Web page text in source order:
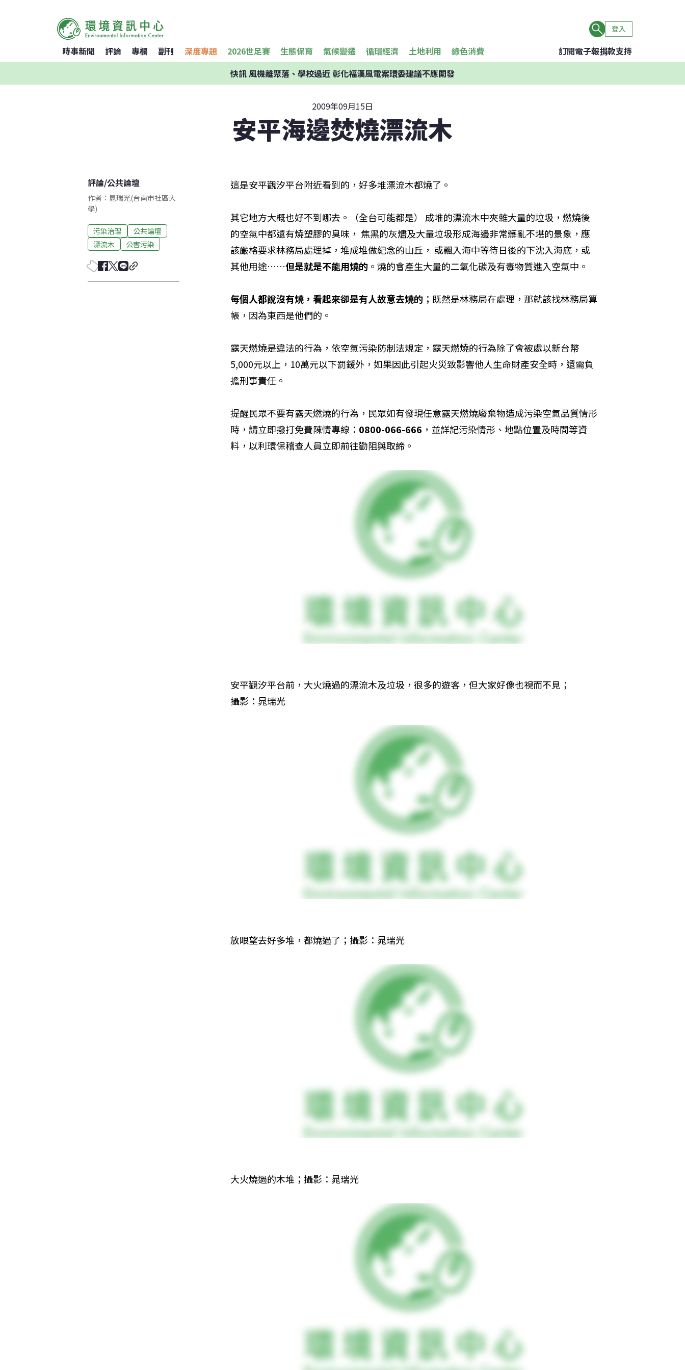
登入
時事新聞 評論 專欄 副刊 深度專題 2026世足賽 生態保育 氣候變遷 循環經濟 土地利用 綠色消費 訂閱電子報捐款支持
快訊風機離聚落、學校過近 彰化福漢風電案環委建議不應開發
2009年09月15日
安平海邊焚燒漂流木
評論/公共論壇
作者：晁瑞光(台南市社區大
學)
污染治理
公共論壇
漂流木
公害污染
這是安平觀汐平台附近看到的，好多堆漂流木都燒了。
其它地方大概也好不到哪去。（全台可能都是） 成堆的漂流木中夾雜大量的垃圾，燃燒後
的空氣中都還有燒塑膠的臭味， 焦黑的灰燼及大量垃圾形成海邊非常髒亂不堪的景象，應
該嚴格要求林務局處理掉，堆成堆做紀念的山丘， 或飄入海中等待日後的下沈入海底，或
其他用途……但是就是不能用燒的 。燒的會產生大量的二氧化碳及有毒物質進入空氣中。
每個人都說沒有燒，看起來卻是有人故意去燒的 ；既然是林務局在處理，那就該找林務局算
帳，因為東西是他們的。
露天燃燒是違法的行為，依空氣污染防制法規定，露天燃燒的行為除了會被處以新台幣
5,000元以上，10萬元以下罰鍰外，如果因此引起火災致影響他人生命財產安全時，還需負
擔刑事責任。
提醒民眾不要有露天燃燒的行為，民眾如有發現任意露天燃燒廢棄物造成污染空氣品質情形
時，請立即撥打免費陳情專線： 0800-066-666 ，並詳記污染情形、地點位置及時間等資
料，以利環保稽查人員立即前往勸阻與取締。
安平觀汐平台前，大火燒過的漂流木及垃圾，很多的遊客，但大家好像也視而不見；
攝影：晁瑞光
放眼望去好多堆，都燒過了；攝影：晁瑞光
大火燒過的木堆；攝影：晁瑞光